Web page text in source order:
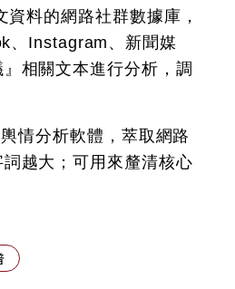
料的網路社群數據庫，
、Instagram、新聞媒
相關文本進行分析，調
情分析軟體，萃取網路
越大；可用來釐清核心